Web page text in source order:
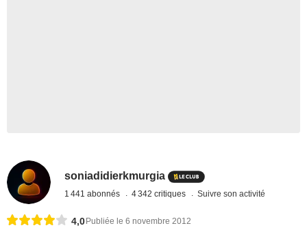
soniadidierkmurgia
1 441 abonnés 4 342 critiques Suivre son activité
4,0 Publiée le 6 novembre 2012